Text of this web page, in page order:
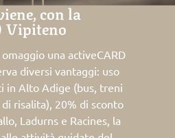
con la
Vipiteno
una activeCARD
diversi vantaggi: uso
in Alto Adige (bus, treni
risalita), 20% di sconto
Ladurns e Racines, la